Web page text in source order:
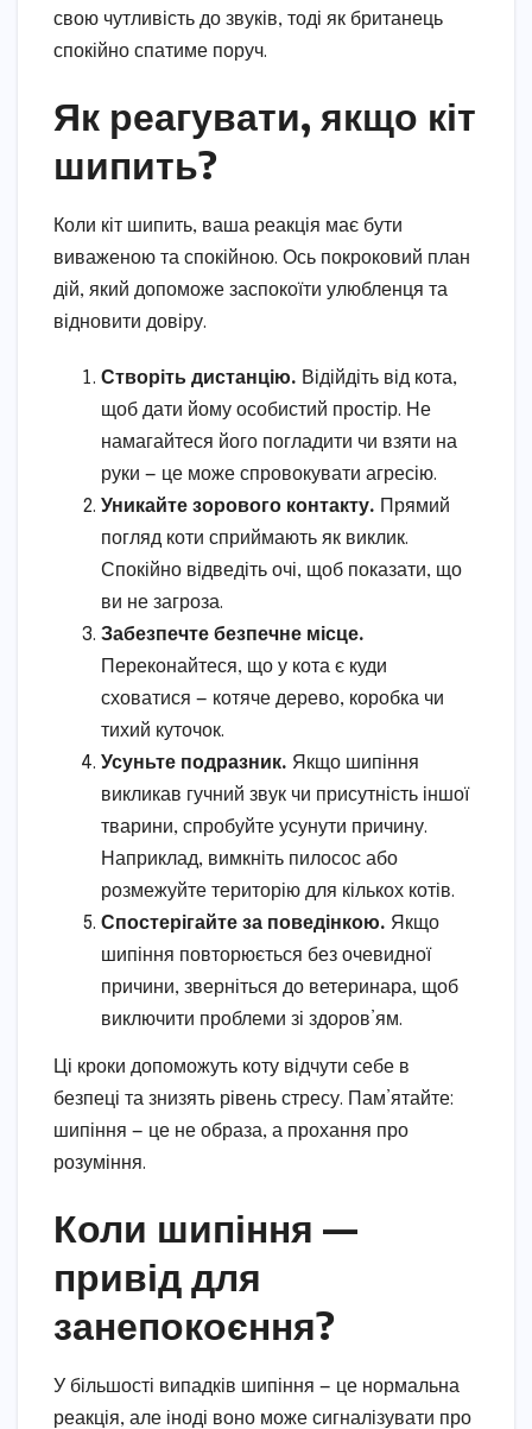
свою чутливість до звуків, тоді як британець
спокійно спатиме поруч.
Як реагувати, якщо кіт
шипить?
Коли кіт шипить, ваша реакція має бути
виваженою та спокійною. Ось покроковий план
дій, який допоможе заспокоїти улюбленця та
відновити довіру.
Створіть дистанцію. Відійдіть від кота,
щоб дати йому особистий простір. Не
намагайтеся його погладити чи взяти на
руки — це може спровокувати агресію.
Уникайте зорового контакту. Прямий
погляд коти сприймають як виклик.
Спокійно відведіть очі, щоб показати, що
ви не загроза.
Забезпечте безпечне місце.
Переконайтеся, що у кота є куди
сховатися — котяче дерево, коробка чи
тихий куточок.
Усуньте подразник. Якщо шипіння
викликав гучний звук чи присутність іншої
тварини, спробуйте усунути причину.
Наприклад, вимкніть пилосос або
розмежуйте територію для кількох котів.
Спостерігайте за поведінкою. Якщо
шипіння повторюється без очевидної
причини, зверніться до ветеринара, щоб
виключити проблеми зі здоров’ям.
Ці кроки допоможуть коту відчути себе в
безпеці та знизять рівень стресу. Пам’ятайте:
шипіння — це не образа, а прохання про
розуміння.
Коли шипіння —
привід для
занепокоєння?
У більшості випадків шипіння — це нормальна
реакція, але іноді воно може сигналізувати про